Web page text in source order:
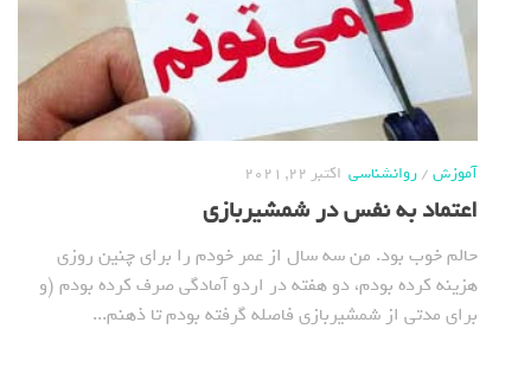
آموزش/روانشناسی اکتبر 22, 2021
اعتماد به نفس در شمشیربازی
حالم خوب بود. من سه سال از عمر خودم را برای چنین روزی
هزینه کرده بودم، دو هفته در اردو آمادگی صرف کرده بودم (و
برای مدتی از شمشیربازی فاصله گرفته بودم تا ذهنم...